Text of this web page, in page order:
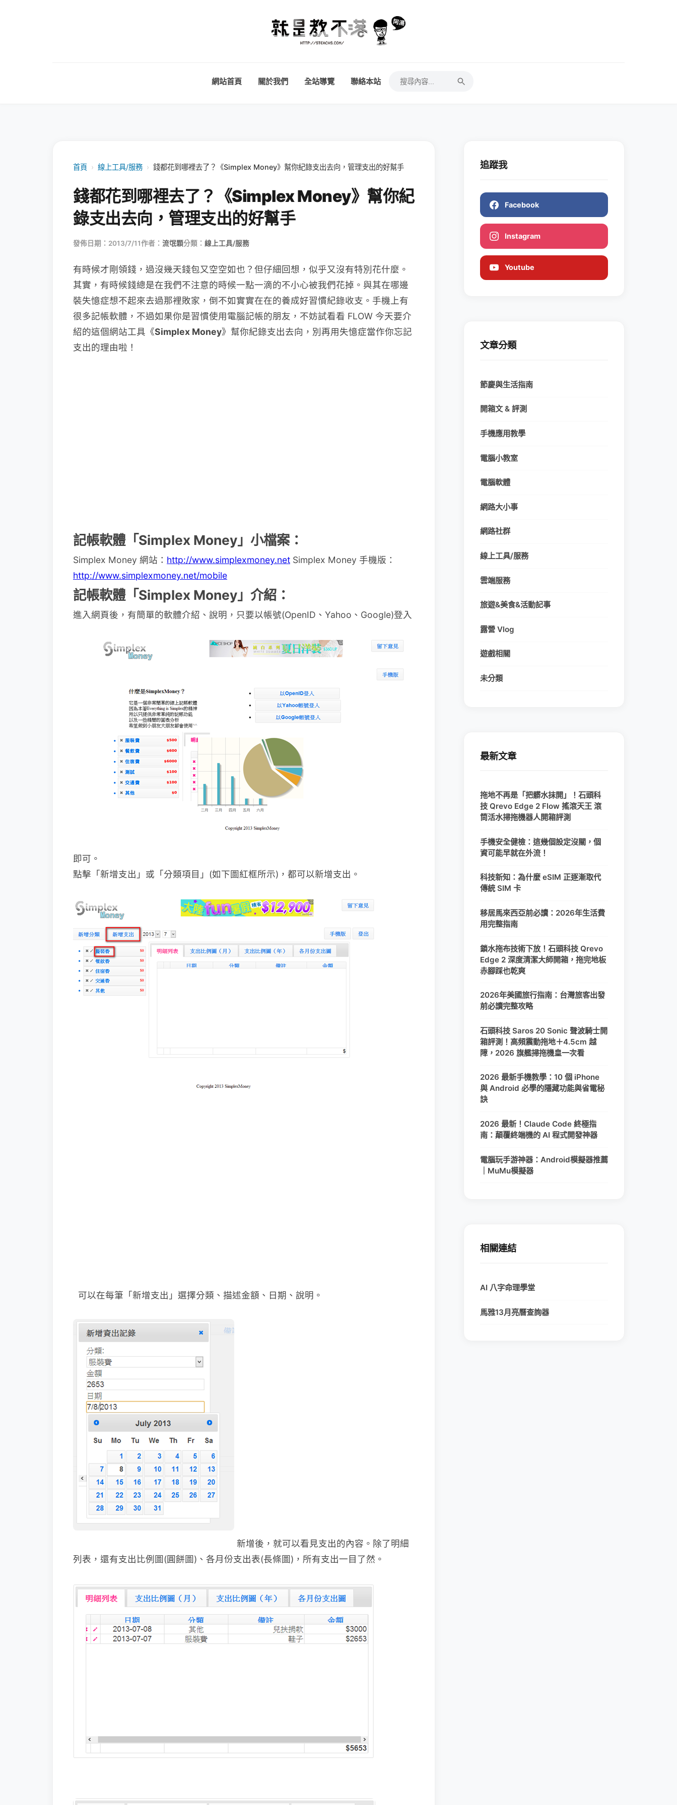
網站首頁 關於我們 全站導覽 聯絡本站
首頁 › 線上工具/服務 › 錢都花到哪裡去了？《Simplex Money》幫你紀錄支出去向，管理支出的好幫手
錢都花到哪裡去了？《Simplex Money》幫你紀
錄支出去向，管理支出的好幫手
發佈日期：2013/7/11作者： 流氓顆分類： 線上工具/服務
有時候才剛領錢，過沒幾天錢包又空空如也？但仔細回想，似乎又沒有特別花什麼。
其實，有時候錢總是在我們不注意的時候一點一滴的不小心被我們花掉。與其在哪邊
裝失憶症想不起來去過那裡敗家，倒不如實實在在的養成好習慣紀錄收支。手機上有
很多記帳軟體，不過如果你是習慣使用電腦記帳的朋友，不妨試看看 FLOW 今天要介
紹的這個網站工具《Simplex Money》幫你紀錄支出去向，別再用失憶症當作你忘記
支出的理由啦！
記帳軟體「Simplex Money」小檔案：
Simplex Money 網站： http://www.simplexmoney.net Simplex Money 手機版：
http://www.simplexmoney.net/mobile
記帳軟體「Simplex Money」介紹：
進入網頁後，有簡單的軟體介紹、說明，只要以帳號(OpenID、Yahoo、Google)登入
即可。
點擊「新增支出」或「分類項目」(如下圖紅框所示)，都可以新增支出。
可以在每筆「新增支出」選擇分類、描述金額、日期、說明。
新增後，就可以看見支出的內容。除了明細
列表，還有支出比例圖(圓餅圖)、各月份支出表(長條圖)，所有支出一目了然。
追蹤我
Facebook
Instagram
Youtube
文章分類
節慶與生活指南
開箱文 & 評測
手機應用教學
電腦小教室
電腦軟體
網路大小事
網路社群
線上工具/服務
雲端服務
旅遊&美食&活動記事
露營 Vlog
遊戲相關
未分類
最新文章
拖地不再是「把髒水抹開」！石頭科
技 Qrevo Edge 2 Flow 搖滾天王 滾
筒活水掃拖機器人開箱評測
手機安全健檢：這幾個設定沒關，個
資可能早就在外流！
科技新知：為什麼 eSIM 正逐漸取代
傳統 SIM 卡
移居馬來西亞前必讀：2026年生活費
用完整指南
鎖水拖布技術下放！石頭科技 Qrevo
Edge 2 深度清潔大師開箱，拖完地板
赤腳踩也乾爽
2026年美國旅行指南：台灣旅客出發
前必讀完整攻略
石頭科技 Saros 20 Sonic 聲波騎士開
箱評測！高頻震動拖地＋4.5cm 越
障，2026 旗艦掃拖機皇一次看
2026 最新手機教學：10 個 iPhone
與 Android 必學的隱藏功能與省電秘
訣
2026 最新！Claude Code 終極指
南：顛覆終端機的 AI 程式開發神器
電腦玩手游神器：Android模擬器推薦
｜MuMu模擬器
相關連結
AI 八字命理學堂
馬雅13月亮曆查詢器